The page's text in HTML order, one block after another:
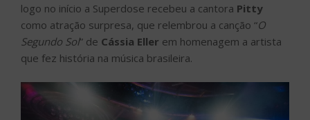
logo no início a Superdose recebeu a cantora Pitty
como atração surpresa, que relembrou a canção “O
Segundo Sol” de Cássia Eller em homenagem a artista
que fez história na música brasileira.